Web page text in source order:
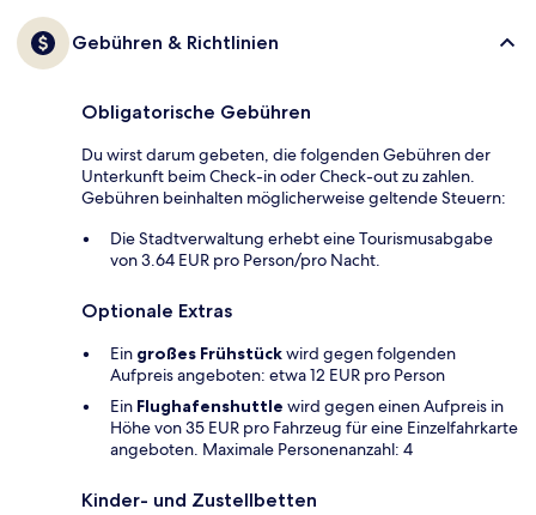
Gebühren & Richtlinien
Obligatorische Gebühren
Du wirst darum gebeten, die folgenden Gebühren der
Unterkunft beim Check-in oder Check-out zu zahlen.
Gebühren beinhalten möglicherweise geltende Steuern:
Die Stadtverwaltung erhebt eine Tourismusabgabe
von 3.64 EUR pro Person/pro Nacht.
Optionale Extras
Ein großes Frühstückwird gegen folgenden
Aufpreis angeboten: etwa 12 EUR pro Person
Ein Flughafenshuttle wird gegen einen Aufpreis in
Höhe von 35 EUR pro Fahrzeug für eine Einzelfahrkarte
angeboten. Maximale Personenanzahl: 4
Kinder- und Zustellbetten